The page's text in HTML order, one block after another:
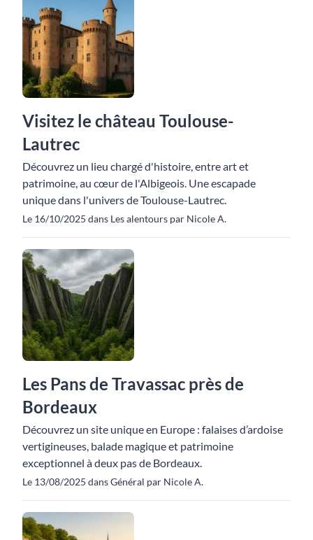
Visitez le château Toulouse-
Lautrec
Découvrez un lieu chargé d'histoire, entre art et
patrimoine, au cœur de l'Albigeois. Une escapade
unique dans l'univers de Toulouse-Lautrec.
Le 16/10/2025 dans Les alentours par Nicole A.
Les Pans de Travassac près de
Bordeaux
Découvrez un site unique en Europe : falaises d’ardoise
vertigineuses, balade magique et patrimoine
exceptionnel à deux pas de Bordeaux.
Le 13/08/2025 dans Général par Nicole A.